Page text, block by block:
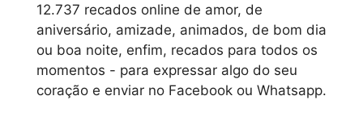
12.737 recados online de amor, de
aniversário, amizade, animados, de bom dia
ou boa noite, enfim, recados para todos os
momentos - para expressar algo do seu
coração e enviar no Facebook ou Whatsapp.